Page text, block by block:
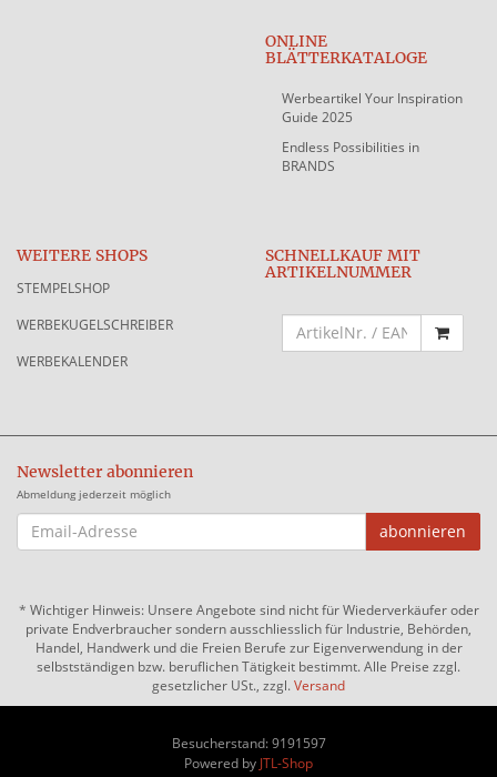
ONLINE
BLÄTTERKATALOGE
Werbeartikel Your Inspiration
Guide 2025
Endless Possibilities in
BRANDS
WEITERE SHOPS
STEMPELSHOP
WERBEKUGELSCHREIBER
WERBEKALENDER
SCHNELLKAUF MIT
ARTIKELNUMMER
Newsletter abonnieren
Abmeldung jederzeit möglich
EMAIL-
ADRESSE
abonnieren
* Wichtiger Hinweis: Unsere Angebote sind nicht für Wiederverkäufer oder
private Endverbraucher sondern ausschliesslich für Industrie, Behörden,
Handel, Handwerk und die Freien Berufe zur Eigenverwendung in der
selbstständigen bzw. beruflichen Tätigkeit bestimmt. Alle Preise zzgl.
gesetzlicher USt., zzgl.Versand
Besucherstand: 9191597
Powered by JTL-Shop